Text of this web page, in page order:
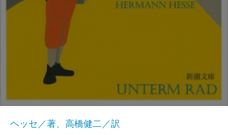
ヘッセ／著、高橋健二／訳